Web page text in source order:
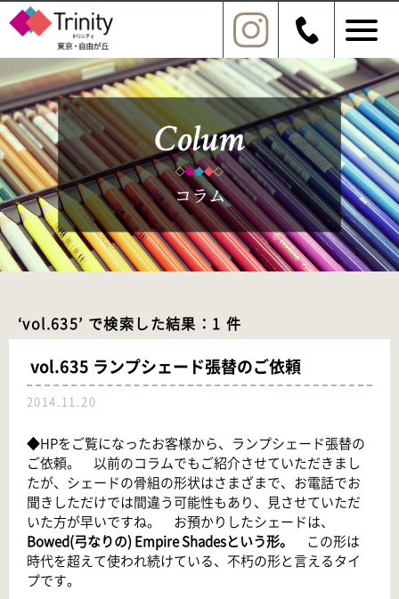
‘vol.635’ で検索した結果：1 件
vol.635 ランプシェード張替のご依頼
2014.11.20
◆HPをご覧になったお客様から、ランプシェード張替の
ご依頼。 以前のコラムでもご紹介させていただきまし
たが、 シェードの骨組の形状はさまざまで、お電話でお
聞きしただけでは間違う可能性もあり、見させていただ
いた方が早いですね。 お預かりしたシェードは、
Bowed(弓なりの) Empire Shadesという形。
この形は
時代を超えて使われ続けている、不朽の形と言えるタイ
プです。